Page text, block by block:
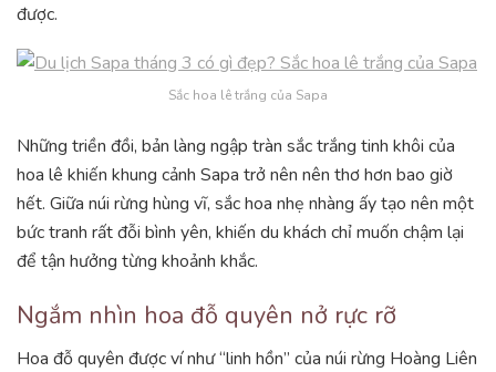
được.
Sắc hoa lê trắng của Sapa
Những triền đồi, bản làng ngập tràn sắc trắng tinh khôi của
hoa lê khiến khung cảnh Sapa trở nên nên thơ hơn bao giờ
hết. Giữa núi rừng hùng vĩ, sắc hoa nhẹ nhàng ấy tạo nên một
bức tranh rất đỗi bình yên, khiến du khách chỉ muốn chậm lại
để tận hưởng từng khoảnh khắc.
Ngắm nhìn hoa đỗ quyên nở rực rỡ
Hoa đỗ quyên được ví như “linh hồn” của núi rừng Hoàng Liên